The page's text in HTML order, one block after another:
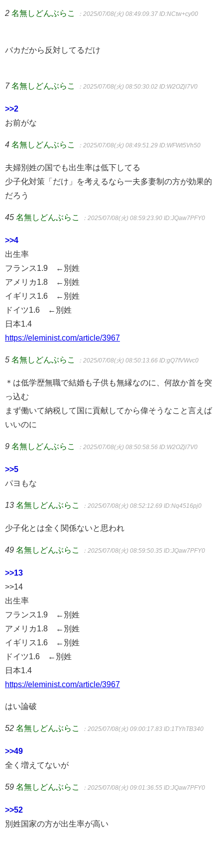
2 名無しどんぶらこ ：2025/07/08(火) 08:49:09.37 ID:NCtw+cy00
バカだから反対してるだけ
7 名無しどんぶらこ ：2025/07/08(火) 08:50:30.02 ID:W2OZjl7V0
>>2
お前がな
4 名無しどんぶらこ ：2025/07/08(火) 08:49:51.29 ID:WFWt5Vh50
夫婦別姓の国でも出生率は低下してる
少子化対策「だけ」を考えるなら一夫多妻制の方が効果的
だろう
45 名無しどんぶらこ ：2025/07/08(火) 08:59:23.90 ID:JQaw7PFY0
>>4
出生率
フランス1.9 ←別姓
アメリカ1.8 ←別姓
イギリス1.6 ←別姓
ドイツ1.6 ←別姓
日本1.4
https://eleminist.com/article/3967
5 名無しどんぶらこ ：2025/07/08(火) 08:50:13.66 ID:gQ7fVWvc0
＊は低学歴無職で結婚も子供も無縁なのに、何故か首を突
っ込む
まず働いて納税して国に貢献してから偉そうなこと言えば
いいのに
9 名無しどんぶらこ ：2025/07/08(火) 08:50:58.56 ID:W2OZjl7V0
>>5
パヨもな
13 名無しどんぶらこ ：2025/07/08(火) 08:52:12.69 ID:Nq4516pj0
少子化とは全く関係ないと思われ
49 名無しどんぶらこ ：2025/07/08(火) 08:59:50.35 ID:JQaw7PFY0
>>13
>>14
出生率
フランス1.9 ←別姓
アメリカ1.8 ←別姓
イギリス1.6 ←別姓
ドイツ1.6 ←別姓
日本1.4
https://eleminist.com/article/3967
はい論破
52 名無しどんぶらこ ：2025/07/08(火) 09:00:17.83 ID:1TYhTB340
>>49
全く増えてないが
59 名無しどんぶらこ ：2025/07/08(火) 09:01:36.55 ID:JQaw7PFY0
>>52
別姓国家の方が出生率が高い